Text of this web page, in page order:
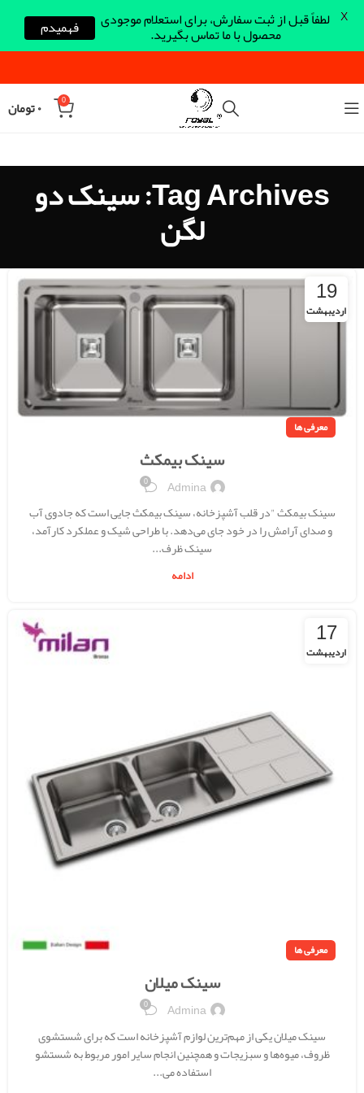
0 ۰تومان
Tag Archives: سینک دو
لگن
19
اردیبهشت
معرفی ها
سینک بیمکث
Admina
0
سینک بیمکث "در قلب آشپزخانه، سینک بیمکث جایی است که جادوی آب
و صدای آرامش را در خود جای می‌دهد. با طراحی شیک و عملکرد کارآمد،
سینک ظرف...
ادامه
17
اردیبهشت
معرفی ها
سینک میلان
Admina
0
سینک میلان یکی از مهم‌ترین لوازم آشپزخانه است که برای شستشوی
ظروف، میوه‌ها و سبزیجات و همچنین انجام سایر امور مربوط به شستشو
استفاده می...
لطفاً قبل از ثبت سفارش، برای استعلام موجودی
محصول با ما تماس بگیرید. فهمیدم X